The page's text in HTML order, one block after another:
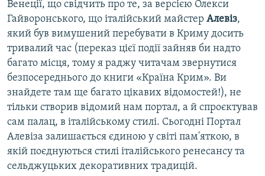
Венеції, що свідчить про те, за версією Олекси
Гайворонського, що італійський майстер Алевіз,
який був вимушений перебувати в Криму досить
тривалий час (переказ цієї події зайняв би надто
багато місця, тому я раджу читачам звернутися
безпосереднього до книги «Країна Крим». Ви
знайдете там ще багато цікавих відомостей!), не
тільки створив відомий нам портал, а й спроєктував
сам палац, в італійському стилі. Сьогодні Портал
Алевіза залишається єдиною у світі пам'яткою, в
якій поєднуються стилі італійського ренесансу та
сельджуцьких декоративних традицій.